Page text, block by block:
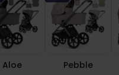
Aloe Pebble